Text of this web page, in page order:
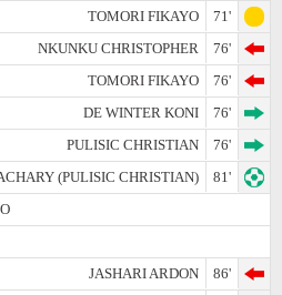
TOMORI FIKAYO
71'
NKUNKU CHRISTOPHER
76'
TOMORI FIKAYO
76'
DE WINTER KONI
76'
PULISIC CHRISTIAN
76'
(PULISIC CHRISTIAN)
81'
JASHARI ARDON
86'